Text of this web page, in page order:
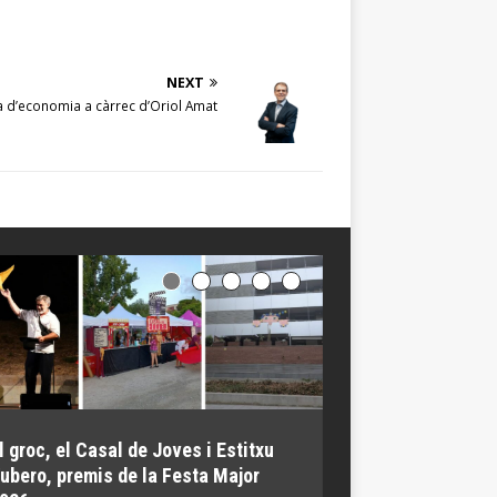
NEXT
d’economia a càrrec d’Oriol Amat
groc, el Casal de Joves i Estitxu
premis de la Festa Major